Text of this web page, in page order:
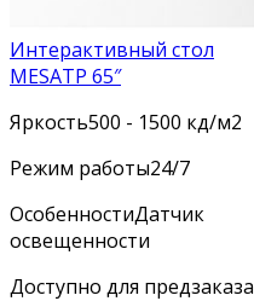
Интерактивный стол
MESATP 65″
Яркость500 - 1500 кд/м2
Режим работы24/7
ОсобенностиДатчик
освещенности
Доступно для предзаказа